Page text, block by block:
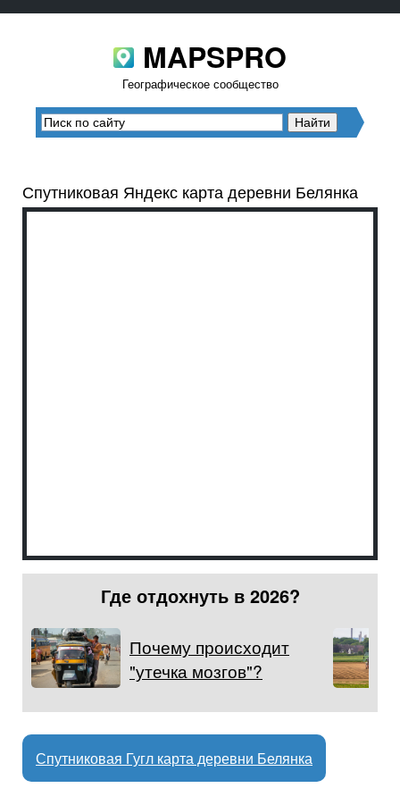
MAPSPRO
Географическое сообщество
Спутниковая Яндекс карта деревни Белянка
Где отдохнуть в 2026?
Почему происходит
"утечка мозгов"?
Спутниковая Гугл карта деревни Белянка